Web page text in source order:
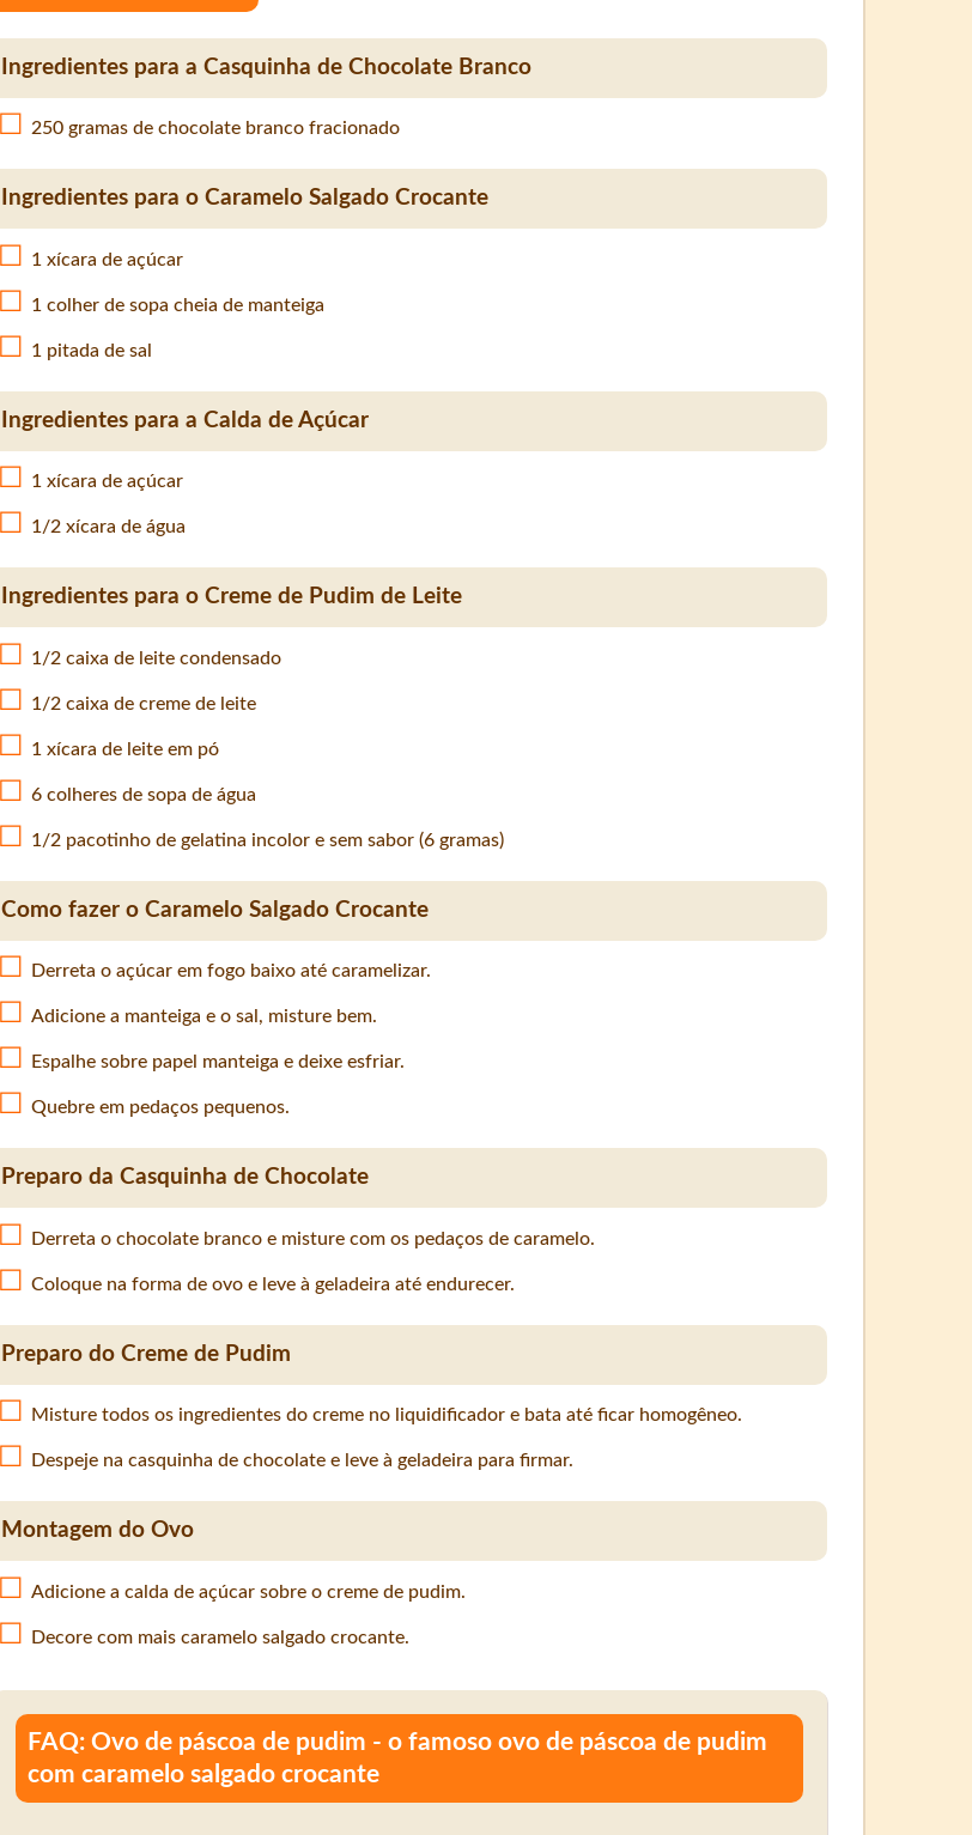
Ingredientes para a Casquinha de Chocolate Branco
250 gramas de chocolate branco fracionado
Ingredientes para o Caramelo Salgado Crocante
1 xícara de açúcar
1 colher de sopa cheia de manteiga
1 pitada de sal
Ingredientes para a Calda de Açúcar
1 xícara de açúcar
1/2 xícara de água
Ingredientes para o Creme de Pudim de Leite
1/2 caixa de leite condensado
1/2 caixa de creme de leite
1 xícara de leite em pó
6 colheres de sopa de água
1/2 pacotinho de gelatina incolor e sem sabor (6 gramas)
Como fazer o Caramelo Salgado Crocante
Derreta o açúcar em fogo baixo até caramelizar.
Adicione a manteiga e o sal, misture bem.
Espalhe sobre papel manteiga e deixe esfriar.
Quebre em pedaços pequenos.
Preparo da Casquinha de Chocolate
Derreta o chocolate branco e misture com os pedaços de caramelo.
Coloque na forma de ovo e leve à geladeira até endurecer.
Preparo do Creme de Pudim
Misture todos os ingredientes do creme no liquidificador e bata até ficar homogêneo.
Despeje na casquinha de chocolate e leve à geladeira para firmar.
Montagem do Ovo
Adicione a calda de açúcar sobre o creme de pudim.
Decore com mais caramelo salgado crocante.
FAQ: Ovo de páscoa de pudim - o famoso ovo de páscoa de pudim
com caramelo salgado crocante